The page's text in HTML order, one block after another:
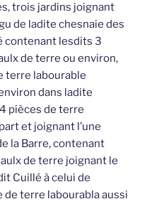
trois jardins joignant
de ladite chesnaie des
contenant lesdits 3
de terre ou environ,
terre labourable
dans ladite
pièces de terre
et joignant l’une
la Barre, contenant
de terre joignant le
Cuillé à celui de
de terre labourabla aussi